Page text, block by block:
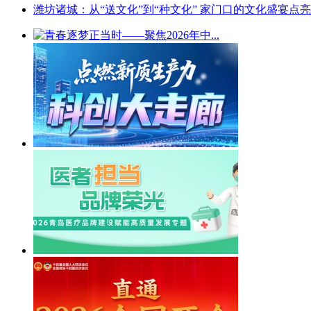
潍坊诸城：从“送文化”到“种文化” 家门口的文化盛宴点